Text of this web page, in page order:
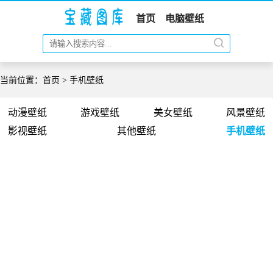
首页 电脑壁纸
当前位置： 首页 > 手机壁纸
动漫壁纸 游戏壁纸 美女壁纸
风景壁纸
影视壁纸
其他壁纸 手机壁纸